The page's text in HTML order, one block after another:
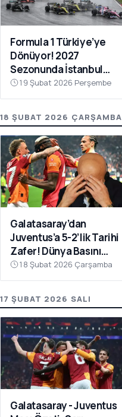
Formula 1 Türkiye’ye
Dönüyor! 2027
Sezonunda İstanbul
Park Takvimde
19 Şubat 2026 Perşembe
18 ŞUBAT 2026 ÇARŞAMBA
Galatasaray’dan
Juventus’a 5-2’lik Tarihi
Zafer! Dünya Basını
Manşetlere Taşıdı
18 Şubat 2026 Çarşamba
17 ŞUBAT 2026 SALI
Galatasaray - Juventus